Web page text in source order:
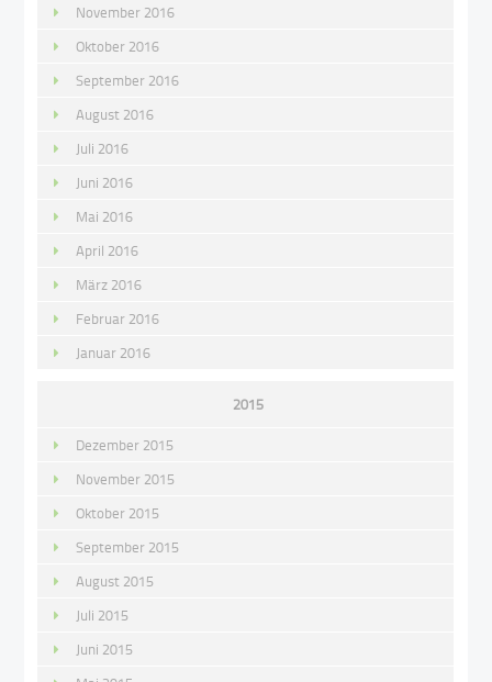
November 2016
Oktober 2016
September 2016
August 2016
Juli 2016
Juni 2016
Mai 2016
April 2016
März 2016
Februar 2016
Januar 2016
2015
Dezember 2015
November 2015
Oktober 2015
September 2015
August 2015
Juli 2015
Juni 2015